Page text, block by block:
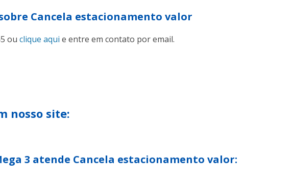
Cancela estacionamento valor
ou clique aqui e entre em contato por email.
nosso site:
3 atende Cancela estacionamento valor: